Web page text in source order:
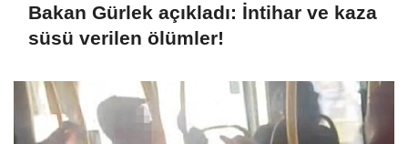
Bakan Gürlek açıkladı: İntihar ve kaza
süsü verilen ölümler!